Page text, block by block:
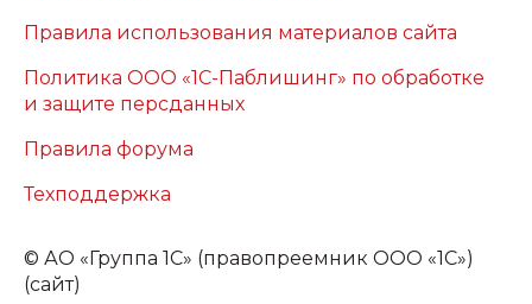
Правила использования материалов сайта
Политика ООО «1С-Паблишинг» по обработке
и защите персданных
Правила форума
Техподдержка
© АО «Группа 1С» (правопреемник ООО «1С»)
(сайт)